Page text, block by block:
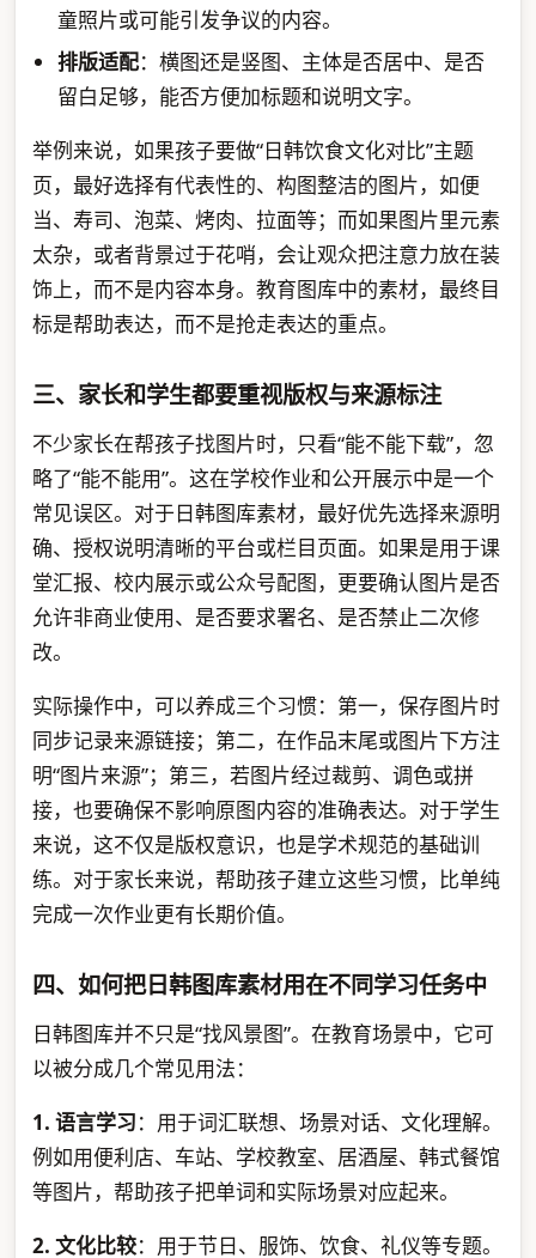
童照片或可能引发争议的内容。
排版适配：横图还是竖图、主体是否居中、是否
留白足够，能否方便加标题和说明文字。
举例来说，如果孩子要做“日韩饮食文化对比”主题
页，最好选择有代表性的、构图整洁的图片，如便
当、寿司、泡菜、烤肉、拉面等；而如果图片里元素
太杂，或者背景过于花哨，会让观众把注意力放在装
饰上，而不是内容本身。教育图库中的素材，最终目
标是帮助表达，而不是抢走表达的重点。
三、家长和学生都要重视版权与来源标注
不少家长在帮孩子找图片时，只看“能不能下载”，忽
略了“能不能用”。这在学校作业和公开展示中是一个
常见误区。对于日韩图库素材，最好优先选择来源明
确、授权说明清晰的平台或栏目页面。如果是用于课
堂汇报、校内展示或公众号配图，更要确认图片是否
允许非商业使用、是否要求署名、是否禁止二次修
改。
实际操作中，可以养成三个习惯：第一，保存图片时
同步记录来源链接；第二，在作品末尾或图片下方注
明“图片来源”；第三，若图片经过裁剪、调色或拼
接，也要确保不影响原图内容的准确表达。对于学生
来说，这不仅是版权意识，也是学术规范的基础训
练。对于家长来说，帮助孩子建立这些习惯，比单纯
完成一次作业更有长期价值。
四、如何把日韩图库素材用在不同学习任务中
日韩图库并不只是“找风景图”。在教育场景中，它可
以被分成几个常见用法：
1. 语言学习：用于词汇联想、场景对话、文化理解。
例如用便利店、车站、学校教室、居酒屋、韩式餐馆
等图片，帮助孩子把单词和实际场景对应起来。
2. 文化比较：用于节日、服饰、饮食、礼仪等专题。